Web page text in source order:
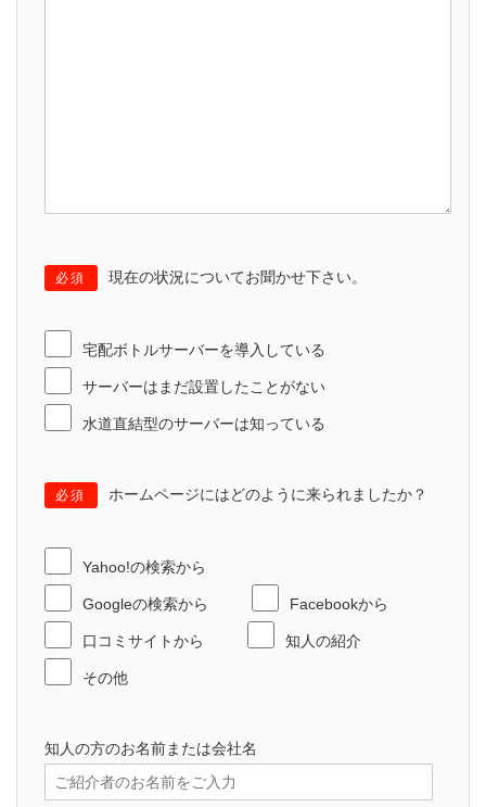
必須 現在の状況についてお聞かせ下さい。
宅配ボトルサーバーを導入している
サーバーはまだ設置したことがない
水道直結型のサーバーは知っている
必須 ホームページにはどのように来られましたか？
Yahoo!の検索から
Googleの検索から Facebookから
口コミサイトから 知人の紹介
その他
知人の方のお名前または会社名